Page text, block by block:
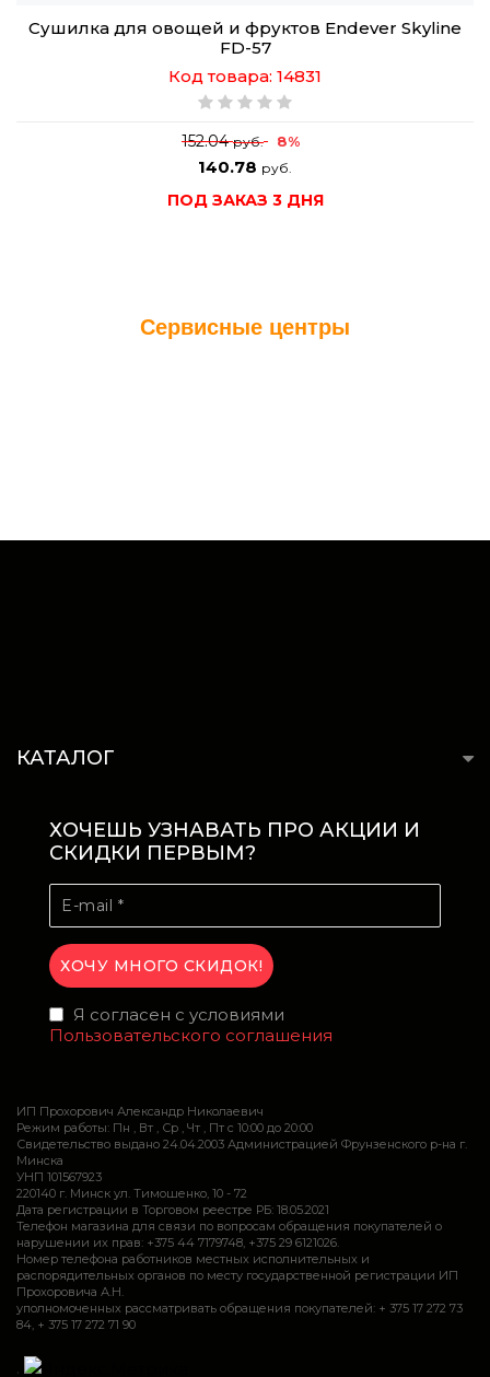
Сушилка для овощей и фруктов Endever Skyline
FD-57
Код товара: 14831
152.04руб. 8%
140.78 руб.
ПОД ЗАКАЗ 3 ДНЯ
Сервисные центры
КАТАЛОГ
ХОЧЕШЬ УЗНАВАТЬ ПРО АКЦИИ И
СКИДКИ ПЕРВЫМ?
Я согласен с условиями
Пользовательского соглашения
ИП Прохорович Александр Николаевич
Режим работы: Пн , Вт , Ср , Чт , Пт c 10:00 до 20:00
Свидетельство выдано 24.04.2003 Администрацией Фрунзенского р-на г.
Минска
УНП 101567923
220140 г. Минск ул. Тимошенко, 10 - 72
Дата регистрации в Торговом реестре РБ: 18.05.2021
Телефон магазина для связи по вопросам обращения покупателей о
нарушении их прав: +375 44 7179748, +375 29 6121026.
Номер телефона работников местных исполнительных и
распорядительных органов по месту государственной регистрации ИП
Прохоровича А.Н.
уполномоченных рассматривать обращения покупателей: + 375 17 272 73
84, + 375 17 272 71 90
.